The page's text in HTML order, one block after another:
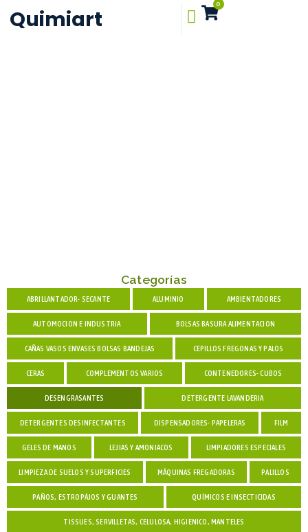
Quimiart
0
Categorías
ABRILLANTADOR- SECANTE ALUMINIO AMBIENTADORES
AUTOMOCION E INDUSTRIA BOLSAS BASURA ALIMENTACION
CAÑAS VASOS ENVASES BOLSAS BANDEJAS CEPILLOS FREGONAS Y PALOS
CERAS COMPLEMENTOS VARIOS CONTENEDORES- CUBOS
DESENGRASANTES DETERGENTE LAVANDERIA
DETERGENTES DESINFECTANTES DISPENSADORES- PAPELERAS FILM
GELES DE MANOS LEJIAS Y AMONIACOS LIMPIADORES ESPECIALES
LIMPIEZA DE SUELOS Y SUPERFICIES MÁQUINAS FREGADORAS PALILLOS
PAÑOS, ESTROPÁJOS Y GUANTES QUÍMICOS E INSECTICIDAS
TISSUES, SERVILLETAS, CELULOSA, HIGIENICO, MANTELES